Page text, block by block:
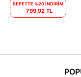
SEPETTE %20 İNDİRİM
799,92 TL